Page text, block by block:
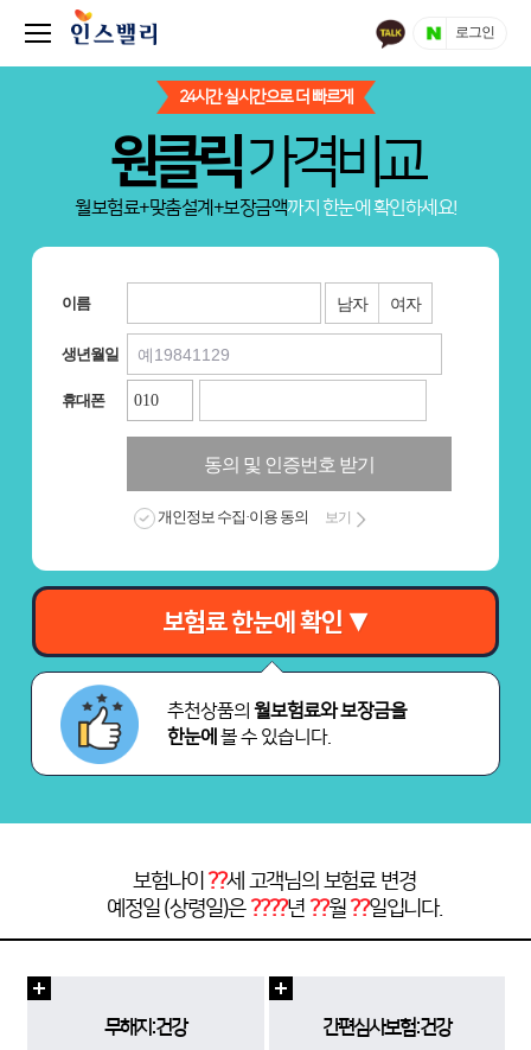
로그인
24시간 실시간으로 더 빠르게
원클릭가격비교
월보험료+맞춤설계+보장금액까지 한눈에 확인하세요!
이름 남자 여자
생년월일
휴대폰
동의 및 인증번호 받기
개인정보 수집·이용 동의 보기
보험료 한눈에 확인 ▼
추천상품의월보험료와 보장금을
한눈에볼 수 있습니다.
보험나이 ??세 고객님의 보험료 변경
예정일 (상령일)은 ????년 ??월 ??일입니다.
무해지:건강 간편심사보험:건강